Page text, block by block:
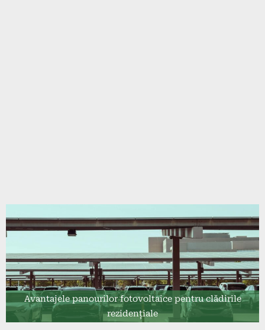
Avantajele panourilor fotovoltaice pentru clădirile
rezidențiale